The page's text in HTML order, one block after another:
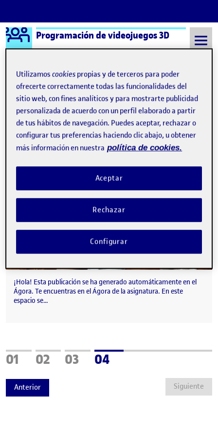
Saltar al contenido
Logo Ágora
Programación de videojuegos 3D
Semestre 20222 - Aula 1
Publicado por¡Bienvenidos y bienvenidas!
Publicado por
Folio
Visibilidad:
Pública -Fecha de publicación
8 Sep 202115 septiembre, 2022 3:41 pm
¡Hola! Esta publicación se ha generado automáticamente en el
Ágora. Te encuentras en el Ágora de la asignatura. En este
espacio se…
Anterior
Página
01 Página
02 Página
03 Página
04
Siguiente
Utilizamoscookies propias y de terceros para poder
ofrecerte correctamente todas las funcionalidades del
sitio web, con fines analíticos y para mostrarte publicidad
personalizada de acuerdo con un perfil elaborado a partir
de tus hábitos de navegación. Puedes aceptar, rechazar o
configurar tus preferencias haciendo clic abajo, u obtener
más información en nuestra política de cookies.
Rechazar
Aceptar
Configurar